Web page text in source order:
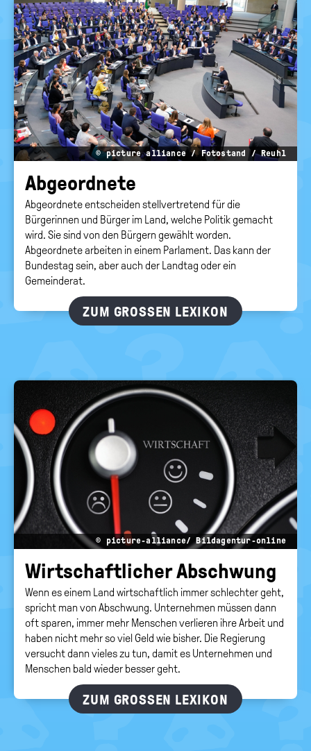
politische
Bildung
© picture alliance / Fotostand / Reuhl
Ab­ge­ord­ne­te
Abgeordnete entscheiden stellvertretend für die
Bürgerinnen und Bürger im Land, welche Politik gemacht
wird. Sie sind von den Bürgern gewählt worden.
Abgeordnete arbeiten in einem Parlament. Das kann der
Bundestag sein, aber auch der Landtag oder ein
Gemeinderat.
ZUM GROSSEN LEXIKON
© picture-alliance/ Bildagentur-online
Wirt­schaft­li­cher Ab­schwung
Wenn es einem Land wirtschaftlich immer schlechter geht,
spricht man von Abschwung. Unternehmen müssen dann
oft sparen, immer mehr Menschen verlieren ihre Arbeit und
haben nicht mehr so viel Geld wie bisher. Die Regierung
versucht dann vieles zu tun, damit es Unternehmen und
Menschen bald wieder besser geht.
ZUM GROSSEN LEXIKON